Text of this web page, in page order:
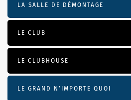
LA SALLE DE DÉMONTAGE
LE CLUB
LE CLUBHOUSE
LE GRAND N’IMPORTE QUOI